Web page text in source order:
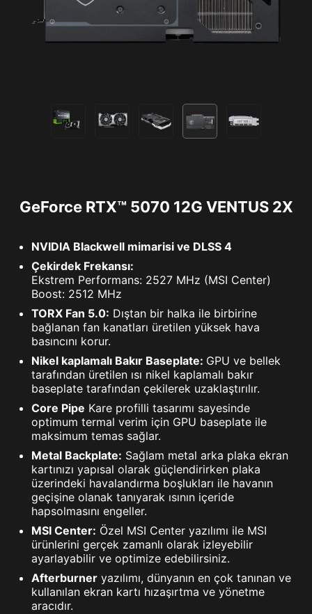
GeForce RTX™ 5070 12G VENTUS 2X
NVIDIA Blackwell mimarisi ve DLSS 4
Çekirdek Frekansı:
Ekstrem Performans: 2527 MHz (MSI Center)
Boost: 2512 MHz
TORX Fan 5.0: Dıştan bir halka ile birbirine
bağlanan fan kanatları üretilen yüksek hava
basıncını korur.
Nikel kaplamalı Bakır Baseplate: GPU ve bellek
tarafından üretilen ısı nikel kaplamalı bakır
baseplate tarafından çekilerek uzaklaştırılır.
Core Pipe Kare profilli tasarımı sayesinde
optimum termal verim için GPU baseplate ile
maksimum temas sağlar.
Metal Backplate: Sağlam metal arka plaka ekran
kartınızı yapısal olarak güçlendirirken plaka
üzerindeki havalandırma boşlukları ile havanın
geçişine olanak tanıyarak ısının içeride
hapsolmasını engeller.
MSI Center: Özel MSI Center yazılımı ile MSI
ürünlerini gerçek zamanlı olarak izleyebilir
ayarlayabilir ve optimize edebilirsiniz.
Afterburner yazılımı, dünyanın en çok tanınan ve
kullanılan ekran kartı hızaşırtma ve yönetme
aracıdır.